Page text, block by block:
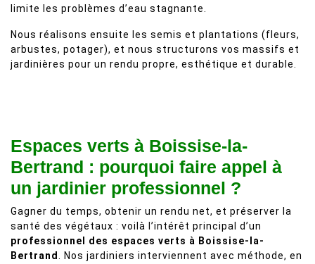
limite les problèmes d’eau stagnante.
Nous réalisons ensuite les semis et plantations (fleurs,
arbustes, potager), et nous structurons vos massifs et
jardinières pour un rendu propre, esthétique et durable.
Espaces verts à Boissise-la-
Bertrand : pourquoi faire appel à
un jardinier professionnel ?
Gagner du temps, obtenir un rendu net, et préserver la
santé des végétaux : voilà l’intérêt principal d’un
professionnel des espaces verts à Boissise-la-
Bertrand
. Nos jardiniers interviennent avec méthode, en